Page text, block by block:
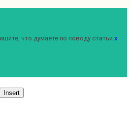
что думаете по поводу статьи. x
Insert